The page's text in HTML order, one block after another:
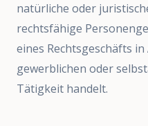
natürliche oder
rechtsfähige
eines Rechtsgeschäfts
gewerblichen oder
Tätigkeit handelt.